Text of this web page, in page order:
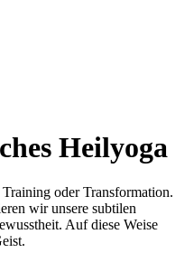
Heilyoga
oder Transformation.
wir unsere subtilen
Auf diese Weise